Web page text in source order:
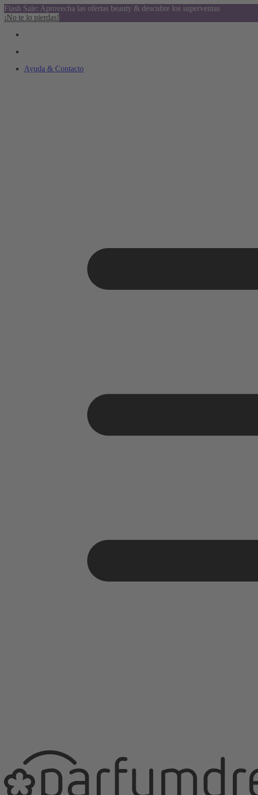
Flash Sale: Aprovecha las ofertas beauty & descubre los superventas
¡No te lo pierdas!
Ayuda & Contacto